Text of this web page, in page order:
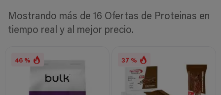
Mostrando más de 16 Ofertas de Proteinas en
tiempo real y al mejor precio.
46 % 37 %